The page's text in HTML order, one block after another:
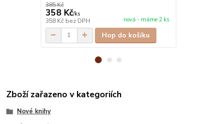
385 Kč
358 Kč/ks
358 Kč bez DPH nová - máme 2 ks
Hop do košíku
Zboží zařazeno v kategoriích
Nové knihy